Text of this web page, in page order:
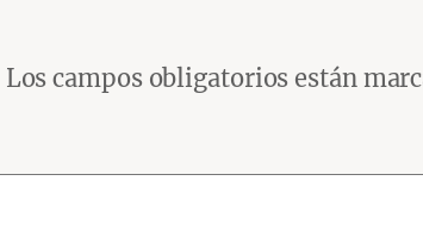
Los campos obligatorios están